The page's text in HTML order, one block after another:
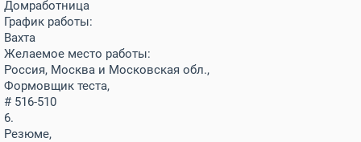
Домработница
График работы:
Вахта
Желаемое место работы:
Россия, Москва и Московская обл.,
Формовщик теста,
# 516-510
6.
Резюме,